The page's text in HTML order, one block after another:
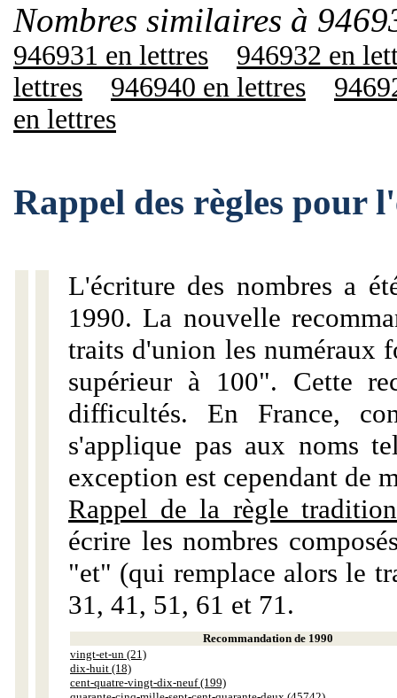
Nombres similaires à
946931 en lettres
946932 en
lettres
946940 en lettres
en lettres
Rappel des règles pour
L'écriture des nombres a
1990. La nouvelle
traits d'union les numéraux
supérieur à 100". Cette
difficultés. En France,
s'applique pas aux noms
exception est cependant de
Rappel de la règle
écrire les nombres
"et" (qui remplace alors le
31, 41, 51, 61 et 71.
Recommandation de 1990
vingt-et-un (21)
dix-huit (18)
cent-quatre-vingt-dix-neuf (199)